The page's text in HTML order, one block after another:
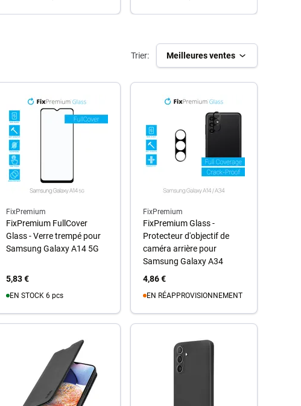
Trier: Meilleures ventes
FixPremium
FixPremium FullCover
Glass - Verre trempé pour
Samsung Galaxy A14 5G
5,83 €
EN STOCK 6 pcs
FixPremium
FixPremium Glass -
Protecteur d'objectif de
caméra arrière pour
Samsung Galaxy A34
4,86 €
EN RÉAPPROVISIONNEMENT